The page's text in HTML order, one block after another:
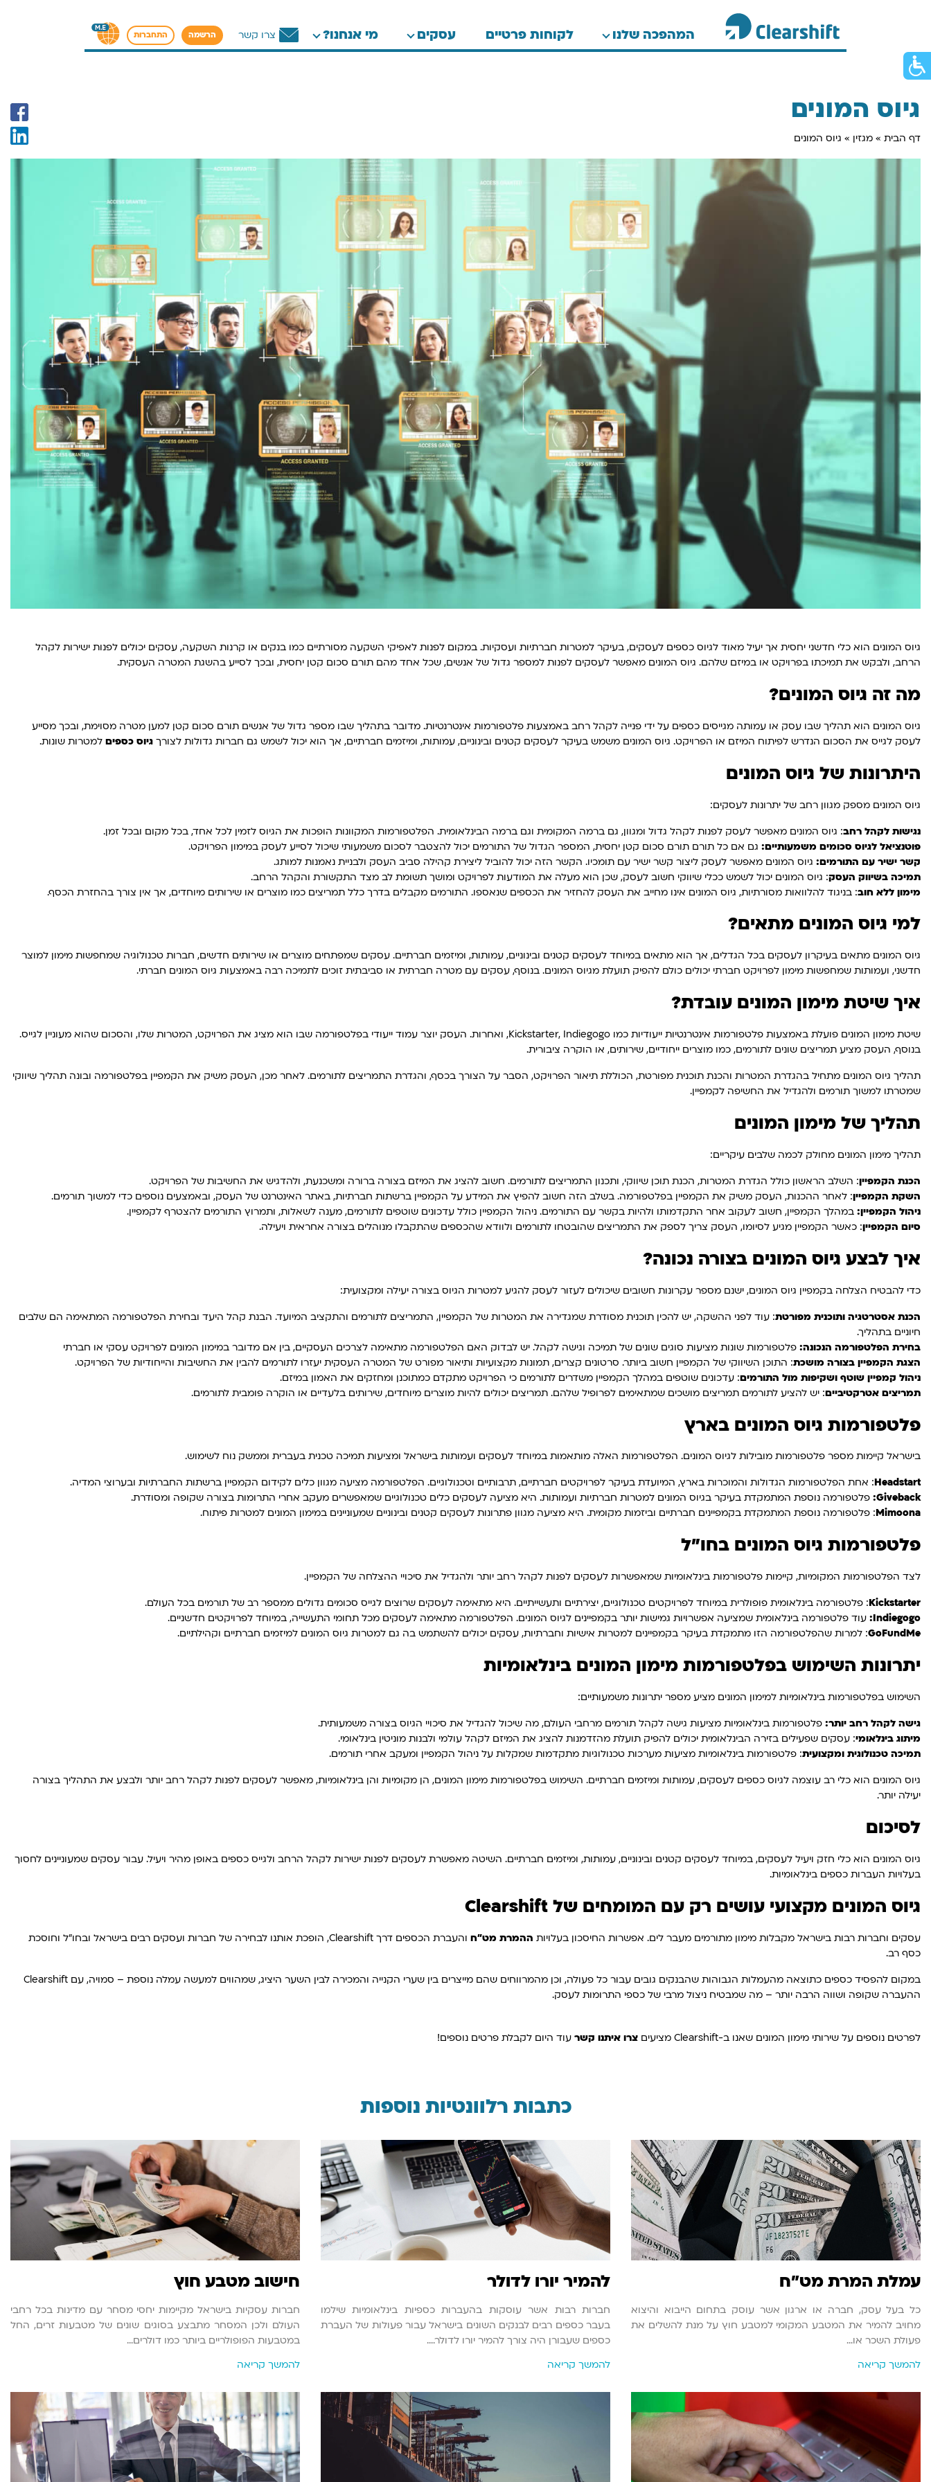
פתח
תפריט
נגישות
המהפכה שלנו לקוחות פרטיים עסקים מי אנחנו? צרו קשר הרשמה התחברות
תוכן
מרכזי
גיוס המונים
דף הבית » מגזין » גיוס המונים
גיוס המונים הוא כלי חדשני יחסית אך יעיל מאוד לגיוס כספים לעסקים, בעיקר למטרות חברתיות ועסקיות. במקום לפנות לאפיקי השקעה מסורתיים כמו בנקים או קרנות השקעה, עסקים יכולים לפנות ישירות לקהל
הרחב, ולבקש את תמיכתו בפרויקט או במיזם שלהם. גיוס המונים מאפשר לעסקים לפנות למספר גדול של אנשים, שכל אחד מהם תורם סכום קטן יחסית, ובכך לסייע בהשגת המטרה העסקית.
מה זה גיוס המונים?
גיוס המונים הוא תהליך שבו עסק או עמותה מגייסים כספים על ידי פנייה לקהל רחב באמצעות פלטפורמות אינטרנטיות. מדובר בתהליך שבו מספר גדול של אנשים תורם סכום קטן למען מטרה מסוימת, ובכך מסייע
לעסק לגייס את הסכום הנדרש לפיתוח המיזם או הפרויקט. גיוס המונים משמש בעיקר לעסקים קטנים ובינוניים, עמותות, ומיזמים חברתיים, אך הוא יכול לשמש גם חברות גדולות לצורך גיוס כספים למטרות שונות.
היתרונות של גיוס המונים
גיוס המונים מספק מגוון רחב של יתרונות לעסקים:
נגישות לקהל רחב: גיוס המונים מאפשר לעסק לפנות לקהל גדול ומגוון, גם ברמה המקומית וגם ברמה הבינלאומית. הפלטפורמות המקוונות הופכות את הגיוס לזמין לכל אחד, בכל מקום ובכל זמן.
פוטנציאל לגיוס סכומים משמעותיים: גם אם כל תורם תורם סכום קטן יחסית, המספר הגדול של התורמים יכול להצטבר לסכום משמעותי שיכול לסייע לעסק במימון הפרויקט.
קשר ישיר עם התורמים: גיוס המונים מאפשר לעסק ליצור קשר ישיר עם תומכיו. הקשר הזה יכול להוביל ליצירת קהילה סביב העסק ולבניית נאמנות למותג.
תמיכה בשיווק העסק: גיוס המונים יכול לשמש ככלי שיווקי חשוב לעסק, שכן הוא מעלה את המודעות לפרויקט ומושך תשומת לב מצד התקשורת והקהל הרחב.
מימון ללא חוב: בניגוד להלוואות מסורתיות, גיוס המונים אינו מחייב את העסק להחזיר את הכספים שנאספו. התורמים מקבלים בדרך כלל תמריצים כמו מוצרים או שירותים מיוחדים, אך אין צורך בהחזרת הכסף.
למי גיוס המונים מתאים?
גיוס המונים מתאים בעיקרון לעסקים בכל הגדלים, אך הוא מתאים במיוחד לעסקים קטנים ובינוניים, עמותות, ומיזמים חברתיים. עסקים שמפתחים מוצרים או שירותים חדשים, חברות טכנולוגיה שמחפשות מימון למוצר
חדשני, ועמותות שמחפשות מימון לפרויקט חברתי יכולים כולם להפיק תועלת מגיוס המונים. בנוסף, עסקים עם מטרה חברתית או סביבתית זוכים לתמיכה רבה באמצעות גיוס המונים חברתי.
איך שיטת מימון המונים עובדת?
שיטת מימון המונים פועלת באמצעות פלטפורמות אינטרנטיות ייעודיות כמו Kickstarter, Indiegogo, ואחרות. העסק יוצר עמוד ייעודי בפלטפורמה שבו הוא מציג את הפרויקט, המטרות שלו, והסכום שהוא מעוניין לגייס.
בנוסף, העסק מציע תמריצים שונים לתורמים, כמו מוצרים ייחודיים, שירותים, או הוקרה ציבורית.
תהליך גיוס המונים מתחיל בהגדרת המטרות והכנת תוכנית מפורטת, הכוללת תיאור הפרויקט, הסבר על הצורך בכסף, והגדרת התמריצים לתורמים. לאחר מכן, העסק משיק את הקמפיין בפלטפורמה ובונה תהליך שיווקי
שמטרתו למשוך תורמים ולהגדיל את החשיפה לקמפיין.
תהליך של מימון המונים
תהליך מימון המונים מחולק לכמה שלבים עיקריים:
הכנת הקמפיין: השלב הראשון כולל הגדרת המטרות, הכנת תוכן שיווקי, ותכנון התמריצים לתורמים. חשוב להציג את המיזם בצורה ברורה ומשכנעת, ולהדגיש את החשיבות של הפרויקט.
השקת הקמפיין: לאחר ההכנות, העסק משיק את הקמפיין בפלטפורמה. בשלב הזה חשוב להפיץ את המידע על הקמפיין ברשתות חברתיות, באתר האינטרנט של העסק, ובאמצעים נוספים כדי למשוך תורמים.
ניהול הקמפיין: במהלך הקמפיין, חשוב לעקוב אחר התקדמותו ולהיות בקשר עם התורמים. ניהול הקמפיין כולל עדכונים שוטפים לתורמים, מענה לשאלות, ותמרוץ התורמים להצטרף לקמפיין.
סיום הקמפיין: כאשר הקמפיין מגיע לסיומו, העסק צריך לספק את התמריצים שהובטחו לתורמים ולוודא שהכספים שהתקבלו מנוהלים בצורה אחראית ויעילה.
איך לבצע גיוס המונים בצורה נכונה?
כדי להבטיח הצלחה בקמפיין גיוס המונים, ישנם מספר עקרונות חשובים שיכולים לעזור לעסק להגיע למטרות הגיוס בצורה יעילה ומקצועית:
הכנת אסטרטגיה ותוכנית מפורטת: עוד לפני ההשקה, יש להכין תוכנית מסודרת שמגדירה את המטרות של הקמפיין, התמריצים לתורמים והתקציב המיועד. הבנת קהל היעד ובחירת הפלטפורמה המתאימה הם שלבים
חיוניים בתהליך.
בחירת הפלטפורמה הנכונה: פלטפורמות שונות מציעות סוגים שונים של תמיכה וגישה לקהל. יש לבדוק האם הפלטפורמה מתאימה לצרכים העסקיים, בין אם מדובר במימון המונים לפרויקט עסקי או חברתי
הצגת הקמפיין בצורה מושכת: התוכן השיווקי של הקמפיין חשוב ביותר. סרטונים קצרים, תמונות מקצועיות ותיאור מפורט של המטרה העסקית יעזרו לתורמים להבין את החשיבות והייחודיות של הפרויקט.
ניהול קמפיין שוטף ושקיפות מול התורמים: עדכונים שוטפים במהלך הקמפיין משדרים לתורמים כי הפרויקט מתקדם כמתוכנן ומחזקים את האמון במיזם.
תמריצים אטרקטיביים: יש להציע לתורמים תמריצים מושכים שמתאימים לפרופיל שלהם. תמריצים יכולים להיות מוצרים מיוחדים, שירותים בלעדיים או הוקרה פומבית לתורמים.
פלטפורמות גיוס המונים בארץ
בישראל קיימות מספר פלטפורמות מובילות לגיוס המונים. הפלטפורמות האלה מותאמות במיוחד לעסקים ועמותות בישראל ומציעות תמיכה טכנית בעברית וממשק נוח לשימוש.
Headstart: אחת הפלטפורמות הגדולות והמוכרות בארץ, המיועדת בעיקר לפרויקטים חברתיים, תרבותיים וטכנולוגיים. הפלטפורמה מציעה מגוון כלים לקידום הקמפיין ברשתות החברתיות ובערוצי המדיה.
Giveback: פלטפורמה נוספת המתמקדת בעיקר בגיוס המונים למטרות חברתיות ועמותות. היא מציעה לעסקים כלים טכנולוגיים שמאפשרים מעקב אחרי התרומות בצורה שקופה ומסודרת.
Mimoona: פלטפורמה נוספת המתמקדת בקמפיינים חברתיים וביזמות מקומית. היא מציעה מגוון פתרונות לעסקים קטנים ובינוניים שמעוניינים במימון המונים למטרות פיתוח.
פלטפורמות גיוס המונים בחו"ל
לצד הפלטפורמות המקומיות, קיימות פלטפורמות בינלאומיות שמאפשרות לעסקים לפנות לקהל רחב יותר ולהגדיל את סיכויי ההצלחה של הקמפיין.
Kickstarter: פלטפורמה בינלאומית פופולרית במיוחד לפרויקטים טכנולוגיים, יצירתיים ותעשייתיים. היא מתאימה לעסקים שרוצים לגייס סכומים גדולים ממספר רב של תורמים בכל העולם.
Indiegogo: עוד פלטפורמה בינלאומית שמציעה אפשרויות גמישות יותר בקמפיינים לגיוס המונים. הפלטפורמה מתאימה לעסקים מכל תחומי התעשייה, במיוחד לפרויקטים חדשניים.
GoFundMe: למרות שהפלטפורמה הזו מתמקדת בעיקר בקמפיינים למטרות אישיות וחברתיות, עסקים יכולים להשתמש בה גם למטרות גיוס המונים למיזמים חברתיים וקהילתיים.
יתרונות השימוש בפלטפורמות מימון המונים בינלאומיות
השימוש בפלטפורמות בינלאומיות למימון המונים מציע מספר יתרונות משמעותיים:
גישה לקהל רחב יותר: פלטפורמות בינלאומיות מציעות גישה לקהל תורמים מרחבי העולם, מה שיכול להגדיל את סיכויי הגיוס בצורה משמעותית.
מיתוג בינלאומי: עסקים שפעילים בזירה הבינלאומית יכולים להפיק תועלת מהזדמנות להציג את המיזם לקהל עולמי ולבנות מוניטין בינלאומי.
תמיכה טכנולוגית ומקצועית: פלטפורמות בינלאומיות מציעות מערכות טכנולוגיות מתקדמות שמקלות על ניהול הקמפיין ומעקב אחרי תורמים.
גיוס המונים הוא כלי רב עוצמה לגיוס כספים לעסקים, עמותות ומיזמים חברתיים. השימוש בפלטפורמות מימון המונים, הן מקומיות והן בינלאומיות, מאפשר לעסקים לפנות לקהל רחב יותר ולבצע את התהליך בצורה
יעילה יותר.
לסיכום
גיוס המונים הוא כלי חזק ויעיל לעסקים, במיוחד לעסקים קטנים ובינוניים, עמותות, ומיזמים חברתיים. השיטה מאפשרת לעסקים לפנות ישירות לקהל הרחב ולגייס כספים באופן מהיר ויעיל. עבור עסקים שמעוניינים לחסוך
בעלויות העברות כספים בינלאומיות.
גיוס המונים מקצועי עושים רק עם המומחים של Clearshift
עסקים וחברות רבות בישראל מקבלות מימון מתורמים מעבר לים. אפשרות החיסכון בעלויות ההמרת מט"ח
והעברת הכספים דרך Clearshift, הופכת אותנו לבחירה של חברות ועסקים רבים בישראל ובחו"ל וחוסכת
כסף רב.
במקום להפסיד כספים כתוצאה מהעמלות הגבוהות שהבנקים גובים עבור כל פעולה, וכן מהמרווחים שהם מייצרים בין שערי הקנייה והמכירה לבין השער היציג, שמהווים למעשה עמלה נוספת – סמויה, עם Clearshift
ההעברה שקופה ושווה הרבה יותר – מה שמבטיח ניצול מרבי של כספי התרומות לעסק.
לפרטים נוספים על שירותי מימון המונים שאנו ב-Clearshift מציעים צרו איתנו קשר עוד היום לקבלת פרטים נוספים!
כתבות רלוונטיות נוספות
עמלת המרת מט"ח
כל בעל עסק, חברה או ארגון אשר עוסק בתחום הייבוא והיצוא
מחויב להמיר את המטבע המקומי למטבע חוץ על מנת להשלים את
פעולת השכר או…
להמשך קריאה
להמיר יורו לדולר
חברות רבות אשר עוסקות בהעברות כספיות בינלאומיות שילמו
בעבר כספים רבים לבנקים השונים בישראל עבור פעולות של העברת
כספים שעבורן היה צורך להמיר יורו לדולר.…
להמשך קריאה
חישוב מטבע חוץ
חברות עסקיות בישראל מקיימות יחסי מסחר עם מדינות בכל רחבי
העולם ולכן המסחר מתבצע בסוגים שונים של מטבעות זרים, החל
במטבעות הפופולריים ביותר כמו דולרים…
להמשך קריאה